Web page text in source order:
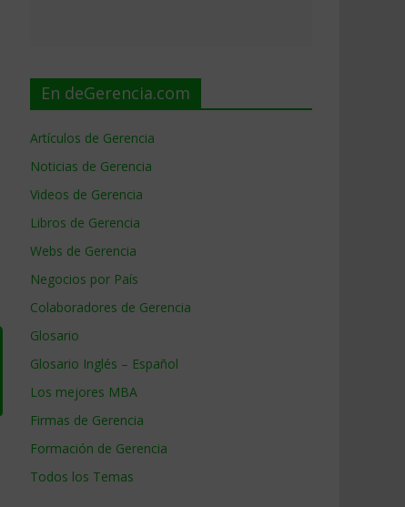
En deGerencia.com
Artículos de Gerencia
Noticias de Gerencia
Videos de Gerencia
Libros de Gerencia
Webs de Gerencia
Negocios por País
Colaboradores de Gerencia
Glosario
Glosario Inglés – Español
Los mejores MBA
Firmas de Gerencia
Formación de Gerencia
Todos los Temas